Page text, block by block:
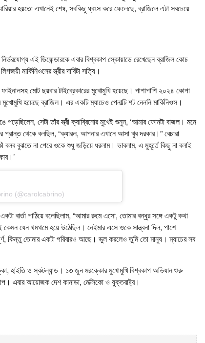
হয়তো এখানেই শেষ, সবকিছু ধ্বংস করে ফেলেছে, ব্রাজিলে এটা সবচেয়ে
এই ডিফেন্ডারকে এবার বিশ্বকাপ স্কোয়াডে রেখেছেন ব্রাজিল কোচ
মার্কিনিওসের স্ত্রীর দাবিটা সত্যি।
মোট ছয়বার টাইব্রেকারের মুখোমুখি হয়েছে। পাশাপাশি ২০২৪ কোপা
হয়েছে ব্রাজিল। এর একটি ম্যাচেও পেনাল্টি শট নেননি মার্কিনিওস।
পড়েছিলেন, সেটা তাঁর স্ত্রী ক্যাব্রিনোর মুখেই শুনুন, ‘আমার ফোনটা বাজল। মনে
থেকে বলছিল, “ক্যারল, আপনার এখানে আসা খুব দরকার।” বেচারা
বলব বুঝতে না পেরে ওকে শুধু জড়িয়ে ধরলাম। ভাবলাম, এ মুহূর্তে কিছু না বলাই
(@carolcabrino)
বার্তা পাঠিয়ে বলেছিলাম, “আমার রুমে এসো, তোমার বন্ধুর সঙ্গে একটু কথা
যেন থমথমে হয়ে উঠেছিল। নেইমার এসে ওকে সান্ত্বনা দিল, পাশে
কিন্তু তোমার একটা পরিবারও আছে। ভুল করলেও তুমি তো মানুষ। ম্যাচের সব
হাইতি ও স্কটল্যান্ড। ১৩ জুন মরক্কোর মুখোমুখি বিশ্বকাপ অভিযান শুরু
এবার আয়োজক দেশ কানাডা, মেক্সিকো ও যুক্তরাষ্ট্র।